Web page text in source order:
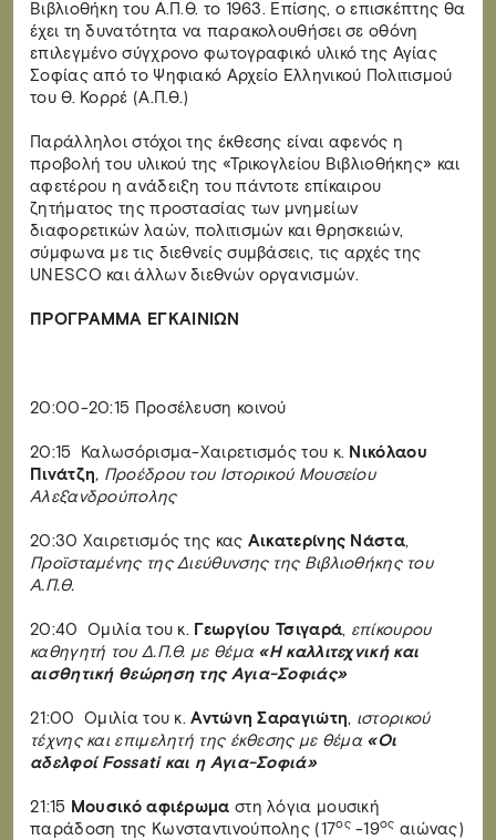
Βιβλιοθήκη του Α.Π.Θ. το 1963. Επίσης, ο επισκέπτης θα
έχει τη δυνατότητα να παρακολουθήσει σε οθόνη
επιλεγμένο σύγχρονο φωτογραφικό υλικό της Αγίας
Σοφίας από το Ψηφιακό Αρχείο Ελληνικού Πολιτισμού
του Θ. Κορρέ (Α.Π.Θ.)
Παράλληλοι στόχοι της έκθεσης είναι αφενός η
προβολή του υλικού της «Τρικογλείου Βιβλιοθήκης» και
αφετέρου η ανάδειξη του πάντοτε επίκαιρου
ζητήματος της προστασίας των μνημείων
διαφορετικών λαών, πολιτισμών και θρησκειών,
σύμφωνα με τις διεθνείς συμβάσεις, τις αρχές της
UNESCO και άλλων διεθνών οργανισμών.
ΠΡΟΓΡΑΜΜΑ ΕΓΚΑΙΝΙΩΝ
20:00-20:15 Προσέλευση κοινού
20:15 Καλωσόρισμα-Χαιρετισμός του κ. Νικόλαου
Πινάτζη, Προέδρου του Ιστορικού Μουσείου
Αλεξανδρούπολης
20:30 Χαιρετισμός της κας Αικατερίνης Νάστα,
Προϊσταμένης της Διεύθυνσης της Βιβλιοθήκης του
Α.Π.Θ.
20:40 Ομιλία του κ. Γεωργίου Τσιγαρά, επίκουρου
καθηγητή του Δ.Π.Θ. με θέμα «Η καλλιτεχνική και
αισθητική θεώρηση της Αγια-Σοφιάς»
21:00 Ομιλία του κ.Αντώνη Σαραγιώτη, ιστορικού
τέχνης και επιμελητή της έκθεσης με θέμα «Οι
αδελφοίFossatiκαι η Αγια-Σοφιά»
21:15 Μουσικό αφιέρωμα στη λόγια μουσική
παράδοση της Κωνσταντινούπολης (17ος-19ος αιώνας)